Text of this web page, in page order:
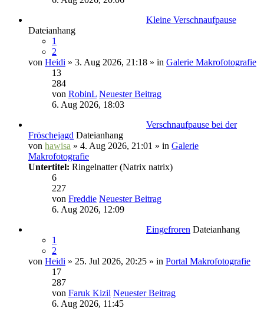
Kleine Verschnaufpause
Dateianhang
1
2
von Heidi » 3. Aug 2026, 21:18 » in Galerie Makrofotografie
13
284
von RobinL Neuester Beitrag
6. Aug 2026, 18:03
Verschnaufpause bei der
Fröschejagd Dateianhang
von hawisa » 4. Aug 2026, 21:01 » in Galerie
Makrofotografie
Untertitel: Ringelnatter (Natrix natrix)
6
227
von Freddie Neuester Beitrag
6. Aug 2026, 12:09
Eingefroren Dateianhang
1
2
von Heidi » 25. Jul 2026, 20:25 » in Portal Makrofotografie
17
287
von Faruk Kizil Neuester Beitrag
6. Aug 2026, 11:45